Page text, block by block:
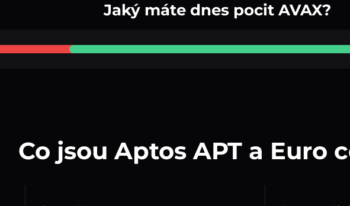
Jaký máte dnes pocit AVAX?
Co jsou Aptos APT a Euro